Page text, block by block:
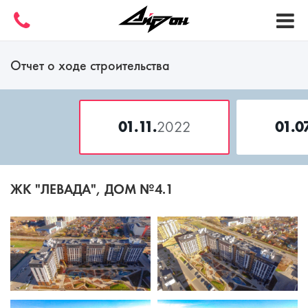
Отчет о ходе строительства
01.11.2022
ЖК "ЛЕВАДА", ДОМ №4.1